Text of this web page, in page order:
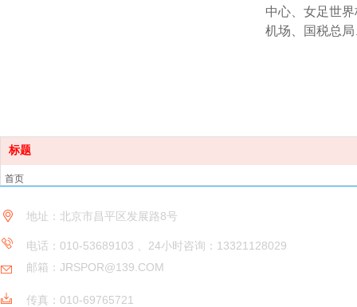
中心、女足世
机场、国税总
标题
首页
解决方案
服务与支持
新闻中心
联系我们
地址：北京市昌平区发展路8号
电话：010-53689103 、24小时咨询：13321128029
邮箱：JRSPOR@139.COM
传真： 010-69765721